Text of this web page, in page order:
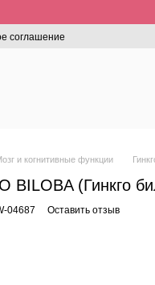
соглашение
и когнитивные функции
BILOBA (Гинкго
04687 Оставить отзыв